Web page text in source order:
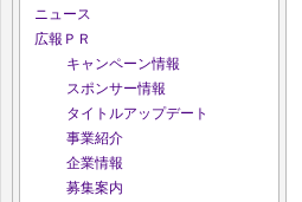
ニュース
広報ＰＲ
キャンペーン情報
スポンサー情報
タイトルアップデート
事業紹介
企業情報
募集案内